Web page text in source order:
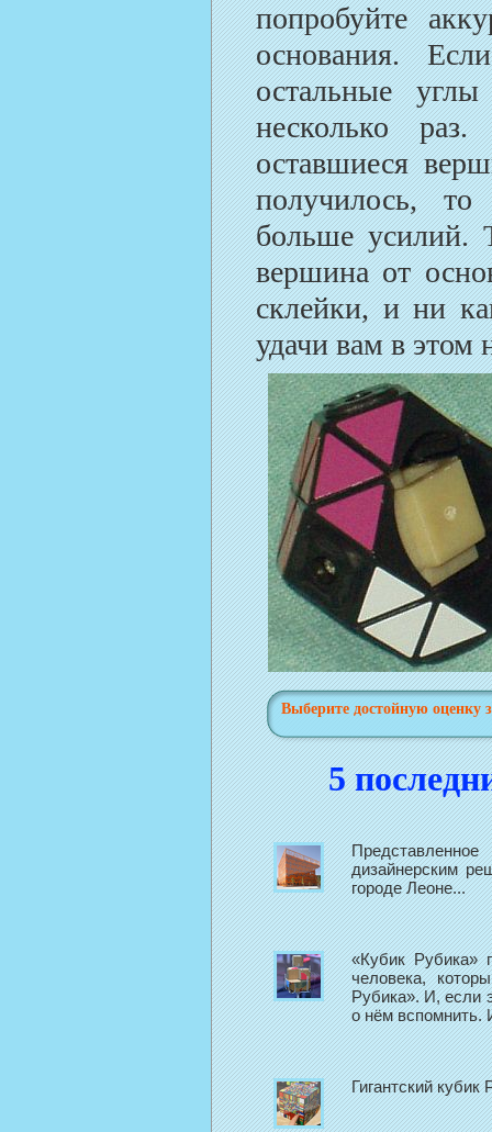
попробуйте
основания.
остальные
несколько
оставшиеся
получилось, то
больше усилий.
вершина от
склейки, и ни
удачи вам в этом
Выберите достойную оценку
5
дизайнерским
городе Леоне...
«Кубик Рубика»
человека,
Рубика». И, если
о нём вспомнить.
Гигантский